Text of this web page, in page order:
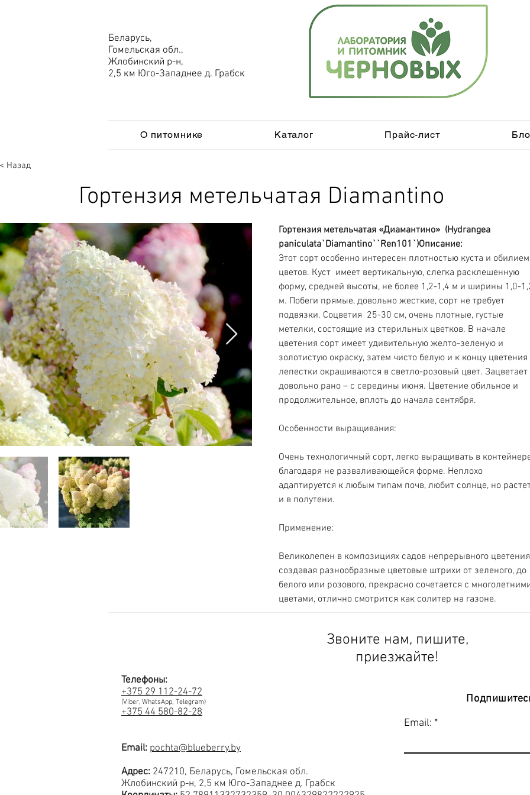
Беларусь,
Гомельская обл.,
Жлобинский р-н,
2,5 км Юго-Западнее д. Грабск
О питомнике Каталог Прайс-лист
Назад
Гортензия метельчатая Diamantino
Гортензия метельчатая «Диамантино»  (Hydrangea
paniculata`Diamantino``Ren101`)Описание:
Этот сорт особенно интересен плотностью куста и обилием
цветов. Куст  имеет вертикальную, слегка расклешенную
форму, средней высоты, не более 1,2-1,4 м и ширины 1,0-
м. Побеги прямые, довольно жесткие, сорт не требует
подвязки. Соцветия  25-30 см, очень плотные, густые
метелки, состоящие из стерильных цветков. В начале
цветения сорт имеет удивительную желто-зеленую и
золотистую окраску, затем чисто белую и к концу цветения
лепестки окрашиваются в светло-розовый цвет. Зацветает
довольно рано – с середины июня. Цветение обильное и
продолжительное, вплоть до начала сентября.
Особенности выращивания:
Очень технологичный сорт, легко выращивать в
благодаря не разваливающейся форме. Неплохо
адаптируется к любым типам почв, любит солнце, но
и в полутени.
Применение:
Великолепен в композициях садов непрерывного
создавая разнообразные цветовые штрихи от зеленого, до
белого или розового, прекрасно сочетается с
цветами, отлично смотрится как солитер на газоне.
Звоните нам, пишите,
приезжайте!
Телефоны:
+375 29 112-24-72
(Viber, WhatsApp, Telegram)
+375 44 580-82-28
Email: pochta@blueberry.by
Адрес: 247210, Беларусь, Гомельская обл.
Жлобинский р-н, 2,5 км Юго-Западнее д. Грабск
Email: